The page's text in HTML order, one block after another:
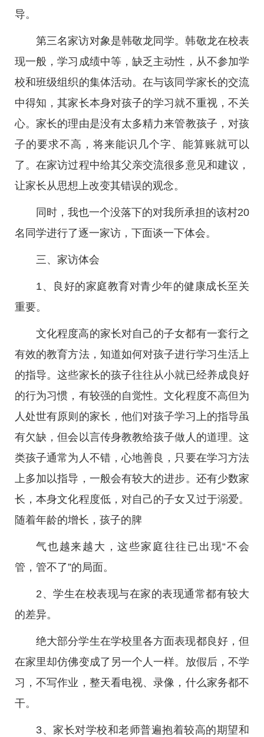
导。
第三名家访对象是韩敬龙同学。韩敬龙在校表
现一般，学习成绩中等，缺乏主动性，从不参加学
校和班级组织的集体活动。在与该同学家长的交流
中得知，其家长本身对孩子的学习就不重视，不关
心。家长的理由是没有太多精力来管教孩子，对孩
子的要求不高，将来能识几个字、能算账就可以
了。在家访过程中给其父亲交流很多意见和建议，
让家长从思想上改变其错误的观念。
同时，我也一个没落下的对我所承担的该村20
名同学进行了逐一家访，下面谈一下体会。
三、家访体会
1、良好的家庭教育对青少年的健康成长至关
重要。
文化程度高的家长对自己的子女都有一套行之
有效的教育方法，知道如何对孩子进行学习生活上
的指导。这些家长的孩子往往从小就已经养成良好
的行为习惯，有较强的自觉性。文化程度不高但为
人处世有原则的家长，他们对孩子学习上的指导虽
有欠缺，但会以言传身教教给孩子做人的道理。这
类孩子通常为人不错，心地善良，只要在学习方法
上多加以指导，一般会有较大的进步。还有少数家
长，本身文化程度低，对自己的子女又过于溺爱。
随着年龄的增长，孩子的脾
气也越来越大，这些家庭往往已出现“不会
管，管不了”的局面。
2、学生在校表现与在家的表现通常都有较大
的差异。
绝大部分学生在学校里各方面表现都良好，但
在家里却仿佛变成了另一个人一样。放假后，不学
习，不写作业，整天看电视、录像，什么家务都不
干。
3、家长对学校和老师普遍抱着较高的期望和